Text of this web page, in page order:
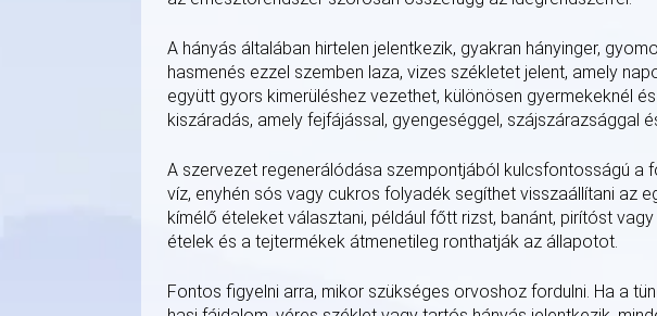
A hányás általában hirtelen jelentkezik, gyakran hányinger,
hasmenés ezzel szemben laza, vizes székletet jelent, amely
együtt gyors kimerüléshez vezethet, különösen gyermekeknél
kiszáradás, amely fejfájással, gyengeséggel, szájszárazsággal
A szervezet regenerálódása szempontjából kulcsfontosságú
víz, enyhén sós vagy cukros folyadék segíthet visszaállítani az
kímélő ételeket választani, például főtt rizst, banánt, pirítóst
ételek és a tejtermékek átmenetileg ronthatják az állapotot.
Fontos figyelni arra, mikor szükséges orvoshoz fordulni. Ha a